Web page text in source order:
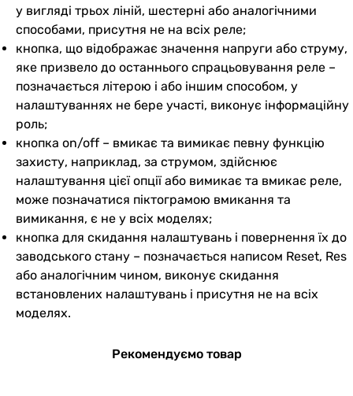
у вигляді трьох ліній, шестерні або аналогічними
способами, присутня не на всіх реле;
кнопка, що відображає значення напруги або струму,
яке призвело до останнього спрацьовування реле –
позначається літерою i або іншим способом, у
налаштуваннях не бере участі, виконує інформаційну
роль;
кнопка on/off – вмикає та вимикає певну функцію
захисту, наприклад, за струмом, здійснює
налаштування цієї опції або вимикає та вмикає реле,
може позначатися піктограмою вмикання та
вимикання, є не у всіх моделях;
кнопка для скидання налаштувань і повернення їх до
заводського стану – позначається написом Reset, Res
або аналогічним чином, виконує скидання
встановлених налаштувань і присутня не на всіх
моделях.
Рекомендуємо товар